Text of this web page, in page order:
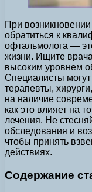
При
обратиться к
офтальмолога —
жизни. Ищите
высоким уровнем
Специалисты
терапевты,
на наличие
как это влияет на
лечения. Не
обследования и
чтобы принять
действиях.
Содержание